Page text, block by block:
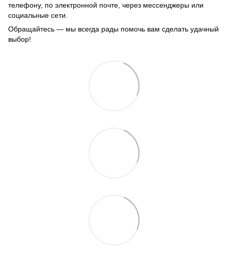
телефону, по электронной почте, через мессенджеры или
социальные сети.
Обращайтесь — мы всегда рады помочь вам сделать удачный
выбор!